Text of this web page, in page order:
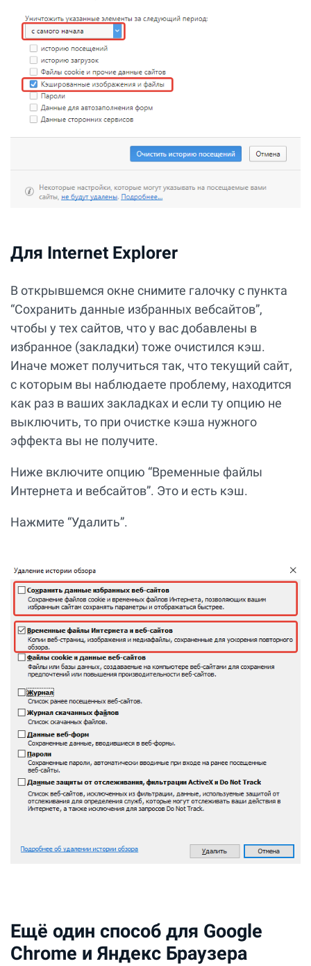
Для Internet Explorer
В открывшемся окне снимите галочку с пункта
“Сохранить данные избранных вебсайтов”,
чтобы у тех сайтов, что у вас добавлены в
избранное (закладки) тоже очистился кэш.
Иначе может получиться так, что текущий сайт,
с которым вы наблюдаете проблему, находится
как раз в ваших закладках и если ту опцию не
выключить, то при очистке кэша нужного
эффекта вы не получите.
Ниже включите опцию “Временные файлы
Интернета и вебсайтов”. Это и есть кэш.
Нажмите “Удалить”.
Ещё один способ для Google
Chrome и Яндекс Браузера